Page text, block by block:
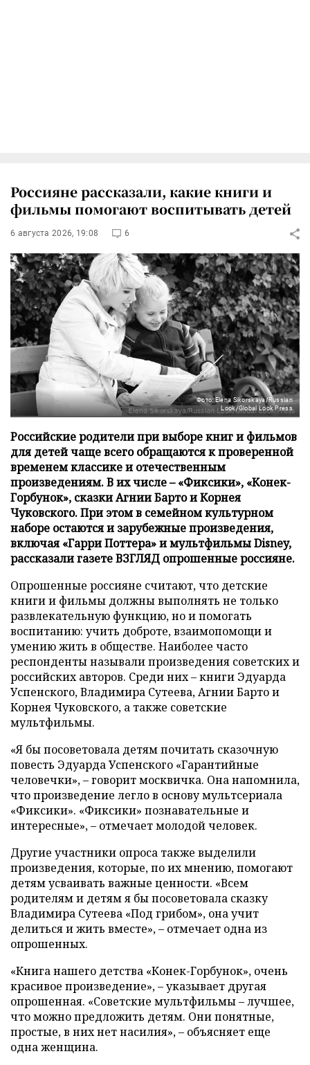
Россияне рассказали, какие книги и
фильмы помогают воспитывать детей
6 августа 2026, 19:08 6
Фото: Elena Sikorskaya/Russian
Look/Global Look Press
Российские родители при выборе книг и фильмов
для детей чаще всего обращаются к проверенной
временем классике и отечественным
произведениям. В их числе – «Фиксики», «Конек-
Горбунок», сказки Агнии Барто и Корнея
Чуковского. При этом в семейном культурном
наборе остаются и зарубежные произведения,
включая «Гарри Поттера» и мультфильмы Disney,
рассказали газете ВЗГЛЯД опрошенные россияне.
Опрошенные россияне считают, что детские
книги и фильмы должны выполнять не только
развлекательную функцию, но и помогать
воспитанию: учить доброте, взаимопомощи и
умению жить в обществе. Наиболее часто
респонденты называли произведения советских и
российских авторов. Среди них – книги Эдуарда
Успенского, Владимира Сутеева, Агнии Барто и
Корнея Чуковского, а также советские
мультфильмы.
«Я бы посоветовала детям почитать сказочную
повесть Эдуарда Успенского «Гарантийные
человечки», – говорит москвичка. Она напомнила,
что произведение легло в основу мультсериала
«Фиксики». «Фиксики» познавательные и
интересные», – отмечает молодой человек.
Другие участники опроса также выделили
произведения, которые, по их мнению, помогают
детям усваивать важные ценности. «Всем
родителям и детям я бы посоветовала сказку
Владимира Сутеева «Под грибом», она учит
делиться и жить вместе», – отмечает одна из
опрошенных.
«Книга нашего детства «Конек-Горбунок», очень
красивое произведение», – указывает другая
опрошенная. «Советские мультфильмы – лучшее,
что можно предложить детям. Они понятные,
простые, в них нет насилия», – объясняет еще
одна женщина.